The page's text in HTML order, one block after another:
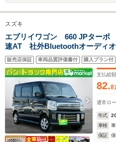
スズキ
エブリイワゴン 660 JPター
速AT 社外Bluetoothオーディ
ーダーブレーキサポート 横滑
コン プッシュスタート ETC付
販売店保証 車両品質評価書付 購入プラン付
支払総額
82.8
通常ロ
年式
車検
保証